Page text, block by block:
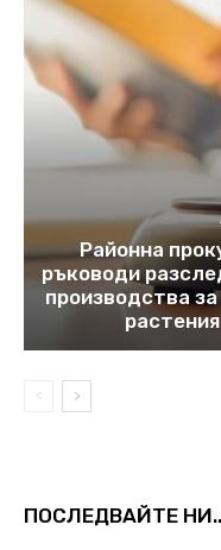
Районна
ръководи
производства
ПОСЛЕДВАЙТЕ